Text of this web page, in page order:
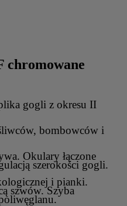
chromowane
gogli z okresu II
bombowców i
Okulary łączone
szerokości gogli.
i pianki.
szwów. Szyba